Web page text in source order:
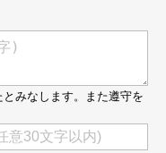
だ自分が悪いので